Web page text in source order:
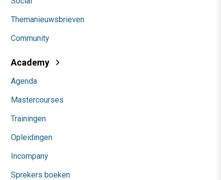
Themanieuwsbrieven
Community
Academy
Agenda
Mastercourses
Trainingen
Opleidingen
Incompany
Sprekers boeken